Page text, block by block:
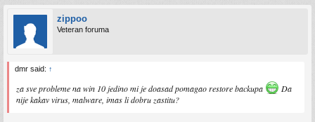
zippoo
Veteran foruma
dmr said: ↑
za sve probleme na win 10 jedino mi je doasad pomagao restore backupa
Da
nije kakav virus, malware, imas li dobru zastitu?